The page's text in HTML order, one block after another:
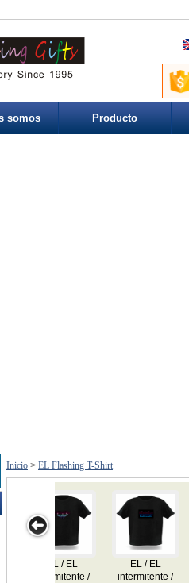
somos Producto
Inicio > EL Flashing T-Shirt
EL / EL
intermitente /
EL / EL
intermitente /